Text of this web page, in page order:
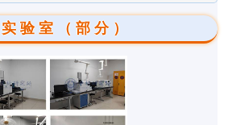
验室（部分）